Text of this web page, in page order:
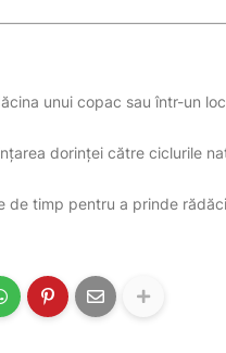
unui copac sau într-un
dorinței către ciclurile
de timp pentru a prinde